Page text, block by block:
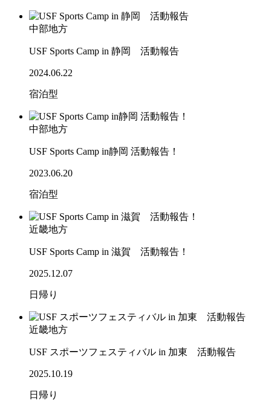
中部地方
USF Sports Camp in 静岡 活動報告
2024.06.22
宿泊型
中部地方
USF Sports Camp in静岡 活動報告！
2023.06.20
宿泊型
近畿地方
USF Sports Camp in 滋賀 活動報告！
2025.12.07
日帰り
近畿地方
USF スポーツフェスティバル in 加東 活動報告
2025.10.19
日帰り